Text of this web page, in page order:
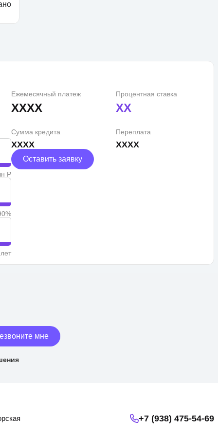
Р
Ежемесячный платеж
XXXX
Процентная ставка
XX
Сумма кредита
XXXX
Переплата
XXXX
Оставить заявку
мне
+7 (938) 475-54-69